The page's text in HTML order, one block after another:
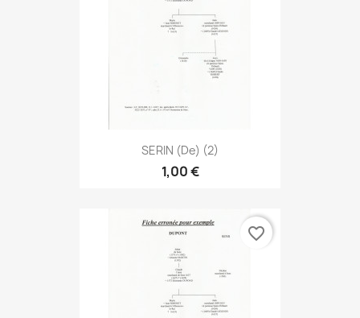
SERIN (de) (2)
1,00 €
favorite_border